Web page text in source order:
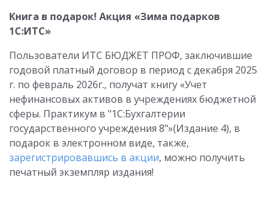
Книга в подарок! Акция «Зима подарков
1С:ИТС»
Пользователи ИТС БЮДЖЕТ ПРОФ, заключившие
годовой платный договор в период с декабря 2025
г. по февраль 2026г., получат книгу «Учет
нефинансовых активов в учреждениях бюджетной
сферы. Практикум в "1С:Бухгалтерии
государственного учреждения 8"»(Издание 4), в
подарок в электронном виде, также,
зарегистрировавшись в акции, можно получить
печатный экземпляр издания!